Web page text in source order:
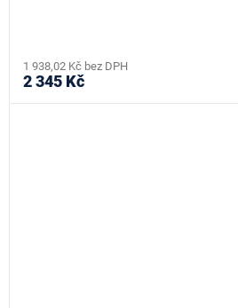
1 938,02 Kč bez DPH
2 345 Kč